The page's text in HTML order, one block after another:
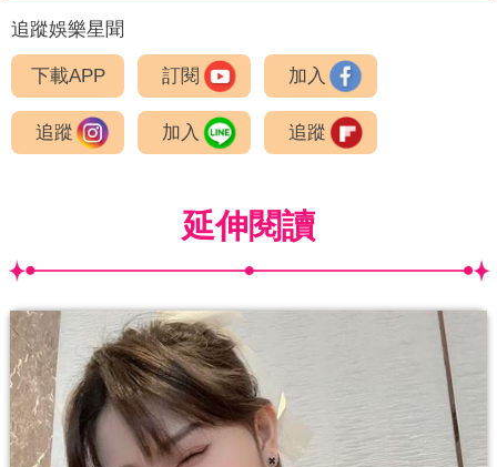
追蹤娛樂星聞
下載APP 訂閱 加入
追蹤 加入 追蹤
延伸閱讀